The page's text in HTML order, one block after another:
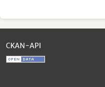
CKAN-API